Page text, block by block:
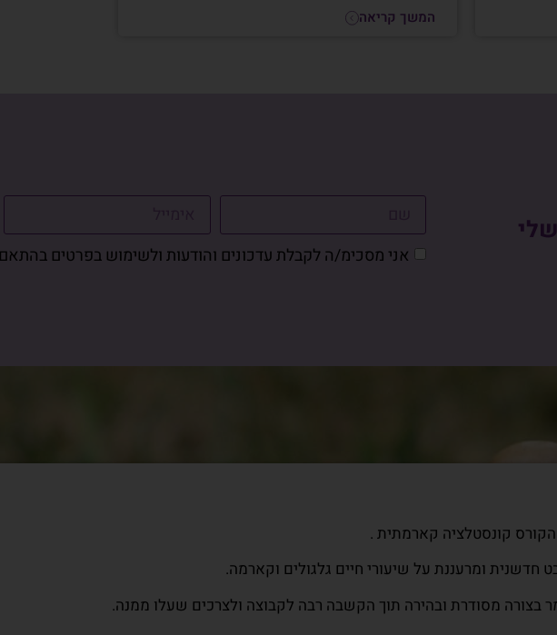
המשך קריאה
אני מסכימ/ה לקבלת עדכונים והודעות ולשימוש בפרטים בהתאם
הקונסטלציה הקארמתית.
שהגיע לחיים הללו.
שהם תולדה של העבר, גם הם מתגלים ומובנים.